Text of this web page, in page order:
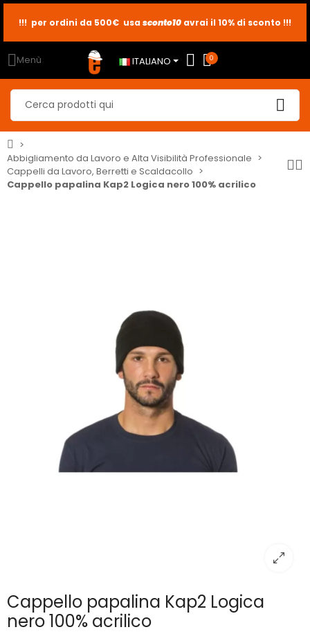
sconto2
sconto5
!!! per ordini da 500€ usa sconto10 avrai il 10% di sconto !!!
Menù ITALIANO 0
Abbigliamento da Lavoro e Alta Visibilità Professionale
Cappelli da Lavoro, Berretti e Scaldacollo
Cappello papalina Kap2 Logica nero 100% acrilico
Cappello papalina Kap2 Logica
nero 100% acrilico